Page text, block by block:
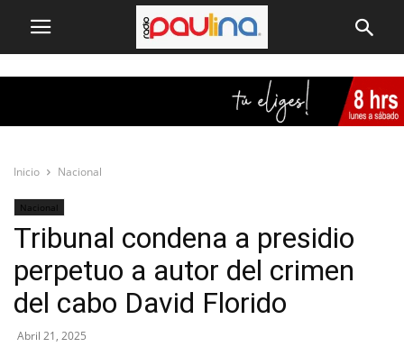
Inicio Nacional
Nacional
Tribunal condena a presidio
perpetuo a autor del crimen
del cabo David Florido
Abril 21, 2025